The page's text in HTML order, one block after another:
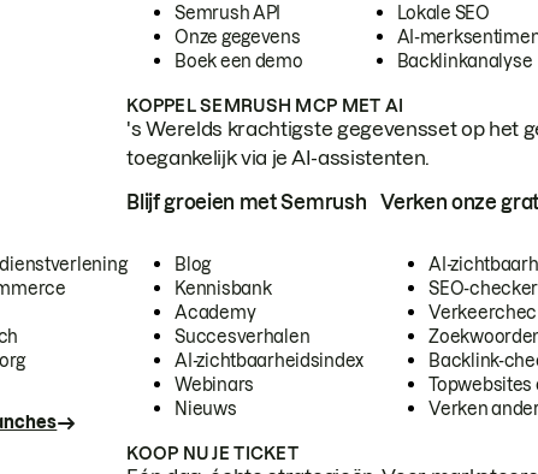
Semrush API
Onze gegevens
Boek een demo
Lokale SEO
AI-
Backlinkanalyse
KOPPEL SEMRUSH MCP MET AI
's Werelds krachtigste gegevensset op het
toegankelijk via je AI-assistenten.
Blijf groeien met Semrush
Blog
Kennisbank
Academy
Succesverhalen
AI-zichtbaarheidsindex
Webinars
Nieuws
Verken onze
AI-
SEO-checker
Backlink-
Topwebsites
Verken
KOOP NU JE TICKET